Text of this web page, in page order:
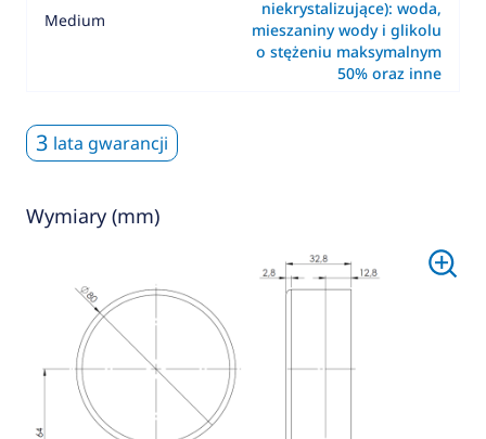
Medium
niekrystalizujące): woda,
mieszaniny wody i glikolu
o stężeniu maksymalnym
50% oraz inne
3 lata gwarancji
Wymiary (mm)